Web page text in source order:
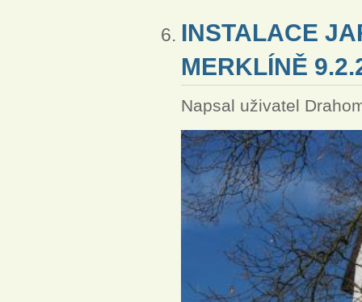
INSTALACE
MERKLÍNĚ
Napsal uživatel